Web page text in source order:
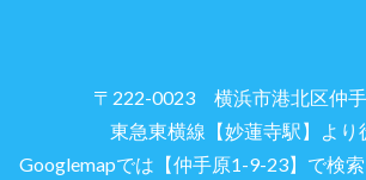
〒222-0023 横浜市港北区仲
東急東横線【妙蓮寺駅】より
Googlemapでは【仲手原1-9-23】で検